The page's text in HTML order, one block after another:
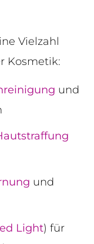
Vielzahl
Kosmetik:
und
und
Light) für